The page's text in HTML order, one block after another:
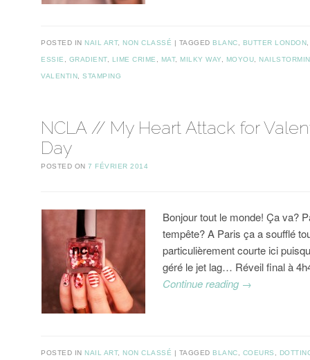
POSTED IN NAIL ART, NON CLASSÉ TAGGED BLANC BUTTER LONDON
ESSIE GRADIENT, LIME CRIME MAT, MILKY WAY MOYOU
VALENTIN ,STAMPING
NCLA // My Heart Attack for
Day
POSTED ON7 FÉVRIER 2014
Bonjour tout le monde! Ça va?
tempête? A Paris ça a soufflé
particulièrement courte ici
géré le jet lag… Réveil final à
Continue reading →
POSTED IN NAIL ART, NON CLASSÉ TAGGED BLANC COEURS